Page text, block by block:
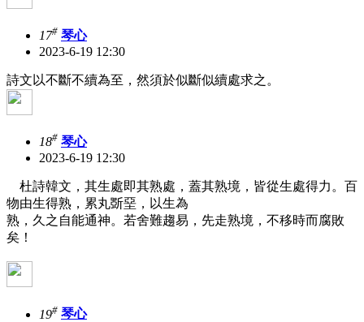
17# 琴心
2023-6-19 12:30
詩文以不斷不續為至，然須於似斷似續處求之。
18# 琴心
2023-6-19 12:30
杜詩韓文，其生處即其熟處，蓋其熟境，皆從生處得力。百
物由生得熟，累丸斲堊，以生為
熟，久之自能通神。若舍難趨易，先走熟境，不移時而腐敗
矣！
19# 琴心